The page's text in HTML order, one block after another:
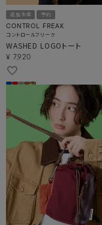
追加生産 予約
CONTROL FREAK
コントロールフリーク
WASHED LOGOトート
¥ 7,920